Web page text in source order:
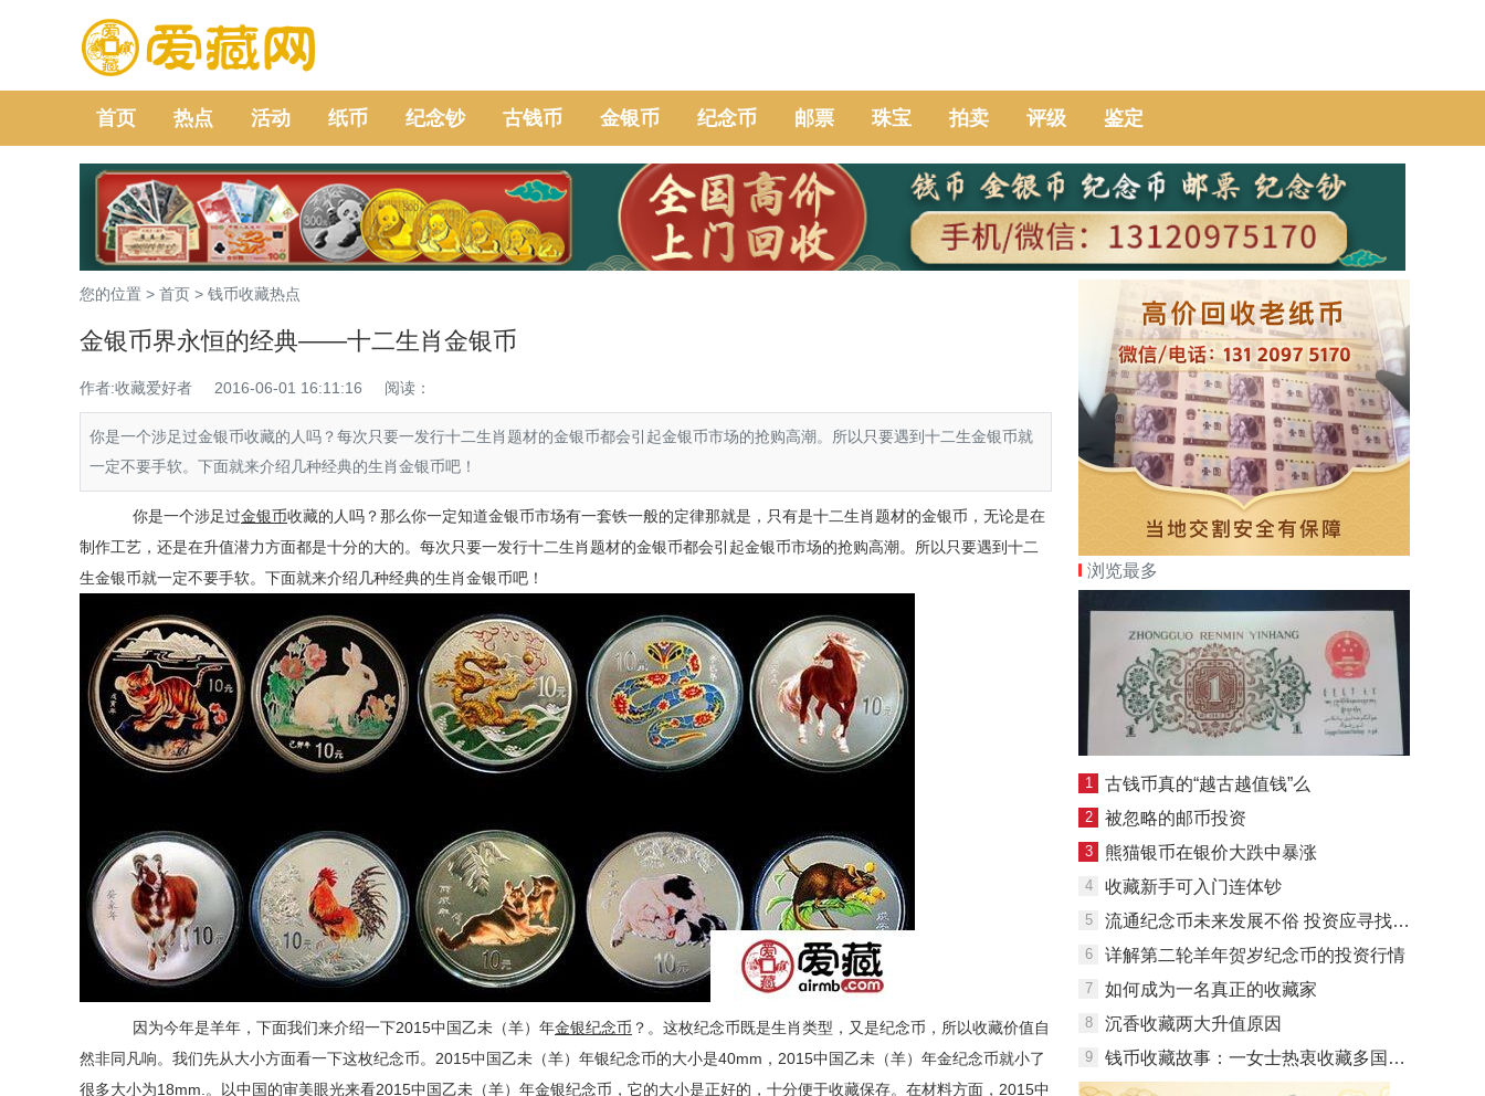
首页 热点 活动 纸币 纪念钞 古钱币 金银币 纪念币 邮票 珠宝 拍卖 评级 鉴定
您的位置 > 首页 > 钱币收藏热点
金银币界永恒的经典——十二生肖金银币
作者:收藏爱好者 2016-06-01 16:11:16 阅读：
你是一个涉足过金银币收藏的人吗？每次只要一发行十二生肖题材的金银币都会引起金银币市场的抢购高潮。所以只要遇到十二生金银币就
一定不要手软。下面就来介绍几种经典的生肖金银币吧！
你是一个涉足过金银币收藏的人吗？那么你一定知道金银币市场有一套铁一般的定律那就是，只有是十二生肖题材的金银币，无论是在
制作工艺，还是在升值潜力方面都是十分的大的。每次只要一发行十二生肖题材的金银币都会引起金银币市场的抢购高潮。所以只要遇到十二
生金银币就一定不要手软。下面就来介绍几种经典的生肖金银币吧！
因为今年是羊年，下面我们来介绍一下2015中国乙未（羊）年金银纪念币 ？。这枚纪念币既是生肖类型，又是纪念币，所以收藏价值自
然非同凡响。我们先从大小方面看一下这枚纪念币。2015中国乙未（羊）年银纪念币的大小是40mm，2015中国乙未（羊）年金纪念币就小了
很多大小为18mm.。以中国的审美眼光来看2015中国乙未（羊）年金银纪念币，它的大小是正好的，十分便于收藏保存。在材料方面，2015中
浏览最多
1 古钱币真的“越古越值钱”么
2 被忽略的邮币投资
3 熊猫银币在银价大跌中暴涨
4 收藏新手可入门连体钞
5 流通纪念币未来发展不俗 投资应寻找潜力品种
6 详解第二轮羊年贺岁纪念币的投资行情
7 如何成为一名真正的收藏家
8 沉香收藏两大升值原因
9 钱币收藏故事：一女士热衷收藏多国纸币